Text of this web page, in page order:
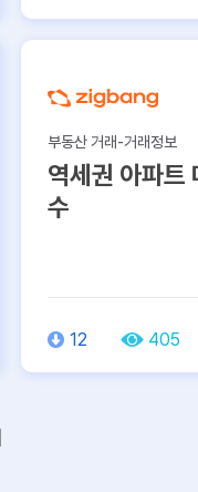
부동산 거래-거래정보
역세권 아파트
수
12 405